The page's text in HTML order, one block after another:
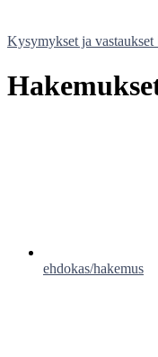
Kysymykset ja vastaukset
ehdokas/hakemus